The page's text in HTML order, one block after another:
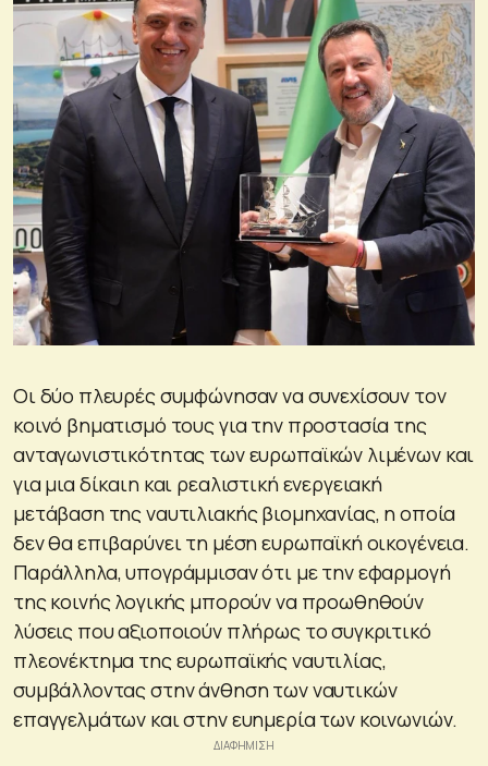
Οι δύο πλευρές συμφώνησαν να συνεχίσουν τον
κοινό βηματισμό τους για την προστασία της
ανταγωνιστικότητας των ευρωπαϊκών λιμένων και
για μια δίκαιη και ρεαλιστική ενεργειακή
μετάβαση της ναυτιλιακής βιομηχανίας, η οποία
δεν θα επιβαρύνει τη μέση ευρωπαϊκή οικογένεια.
Παράλληλα, υπογράμμισαν ότι με την εφαρμογή
της κοινής λογικής μπορούν να προωθηθούν
λύσεις που αξιοποιούν πλήρως το συγκριτικό
πλεονέκτημα της ευρωπαϊκής ναυτιλίας,
συμβάλλοντας στην άνθηση των ναυτικών
επαγγελμάτων και στην ευημερία των κοινωνιών.